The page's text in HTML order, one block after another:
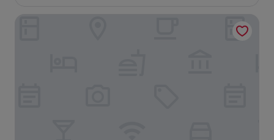
Country Inn & Suites by Radisson, Phoenix Airport, AZ